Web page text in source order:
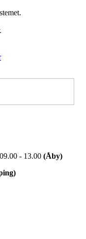
- 13.00 (Åby)